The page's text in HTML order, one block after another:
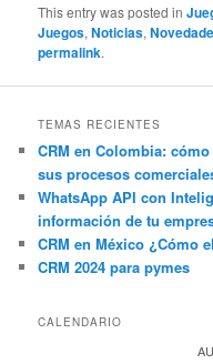
This entry was posted in
Juegos,Noticias,
permalink.
TEMAS RECIENTES
CRM en Colombia:
sus procesos
WhatsApp API con
información de tu
CRM en México ¿Cómo
CRM 2024 para pymes
CALENDARIO